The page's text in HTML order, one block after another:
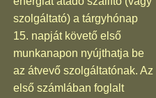
szolgáltató) a tárgyhónap
15. napját követő első
munkanapon nyújthatja be
az átvevő szolgáltatónak. Az
első számlában foglalt